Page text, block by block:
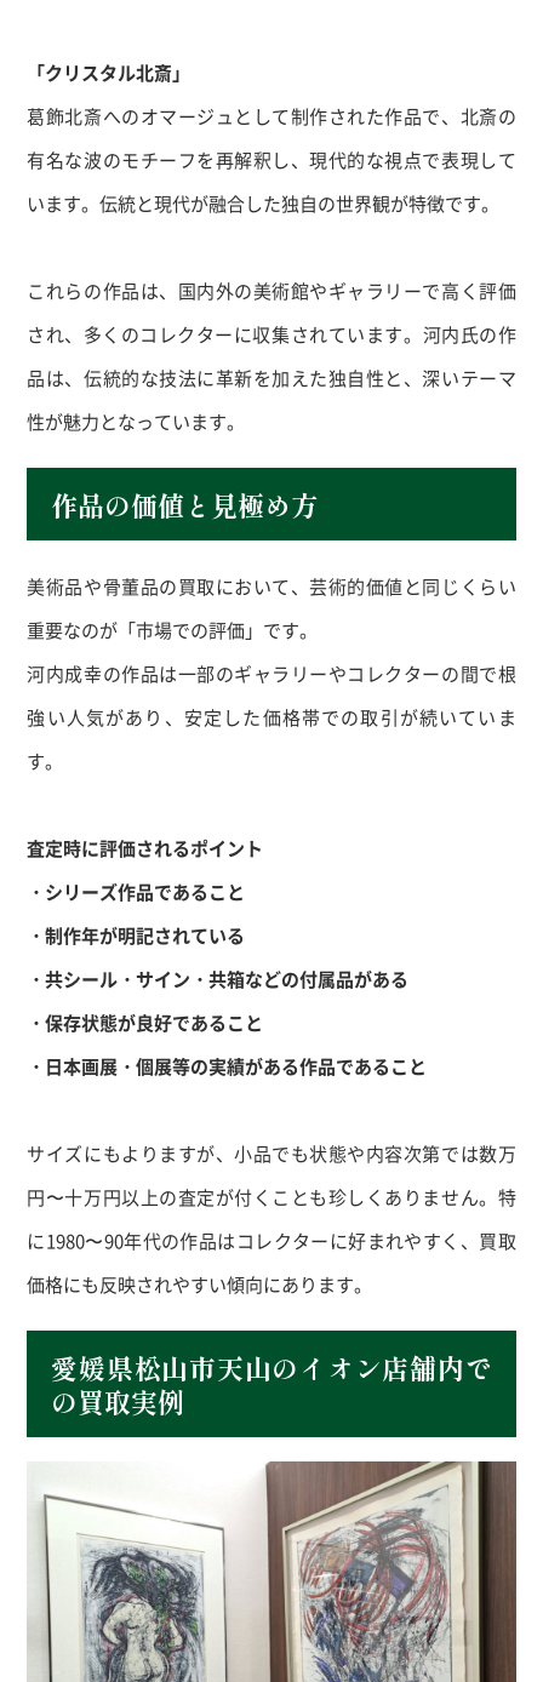
「クリスタル北斎」
葛飾北斎へのオマージュとして制作された作品で、北斎の
有名な波のモチーフを再解釈し、現代的な視点で表現して
います。伝統と現代が融合した独自の世界観が特徴です。
これらの作品は、国内外の美術館やギャラリーで高く評価
され、多くのコレクターに収集されています。 河内氏の作
品は、伝統的な技法に革新を加えた独自性と、深いテーマ
性が魅力となっています。
作品の価値と見極め方
美術品や骨董品の買取において、芸術的価値と同じくらい
重要なのが「市場での評価」です。
河内成幸の作品は一部のギャラリーやコレクターの間で根
強い人気があり、安定した価格帯での取引が続いていま
す。
査定時に評価されるポイント
・シリーズ作品であること
・制作年が明記されている
・共シール・サイン・共箱などの付属品がある
・保存状態が良好であること
・日本画展・個展等の実績がある作品であること
サイズにもよりますが、小品でも状態や内容次第では数万
円〜十万円以上の査定が付くことも珍しくありません。特
に1980〜90年代の作品はコレクターに好まれやすく、買取
価格にも反映されやすい傾向にあります。
愛媛県松山市天山のイオン店舗内で
の買取実例